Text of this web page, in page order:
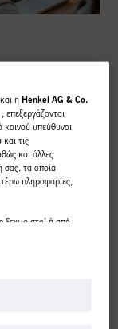
η Henkel AG & Co.
υπεύθυνοι
τις
και άλλες
σας, τα οποία
πληροφορίες,
ξεχωριστοί ή από
Pixel,
να σας παρέχουμε